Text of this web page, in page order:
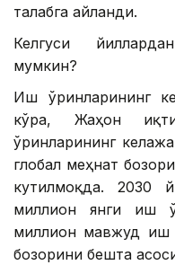
талабга айланди.
Келгуси
мумкин?
Иш ўринларининг
кўра, Жаҳон
ўринларининг
глобал меҳнат
кутилмоқда. 2030
миллион янги иш
миллион мавжуд иш
бозорини бешта